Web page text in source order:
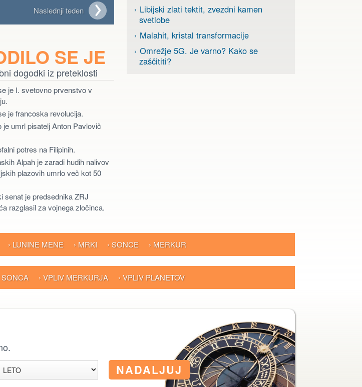
Naslednji teden
SE JE
dogodki iz preteklosti
je I. svetovno prvenstvo v
je francoska revolucija.
je umrl pisatelj Anton Pavlovič
potres na Filipinih.
Alpah je zaradi hudih nalivov
plazovih umrlo več kot 50
senat je predsednika ZRJ
razglasil za vojnega zločinca.
› Libijski zlati tektit, zvezdni kamen
svetlobe
› Malahit, kristal transformacije
› Omrežje 5G. Je varno? Kako se
zaščititi?
› LUNINE MENE › MRKI › SONCE › MERKUR
SONCA › VPLIV MERKURJA › VPLIV PLANETOV